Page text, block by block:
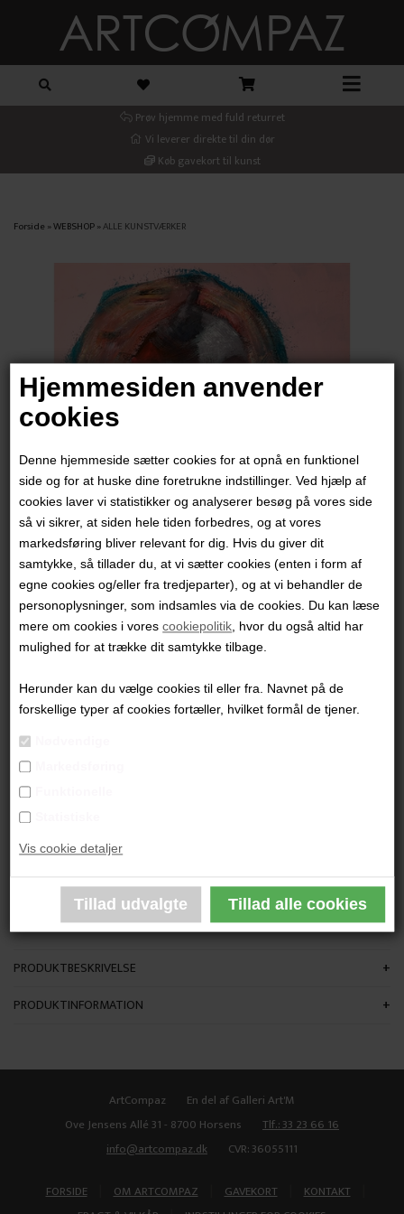
Hjemmesiden anvender
cookies
Denne hjemmeside sætter cookies for at opnå en funktionel
side og for at huske dine foretrukne indstillinger. Ved hjælp af
cookies laver vi statistikker og analyserer besøg på vores side
så vi sikrer, at siden hele tiden forbedres, og at vores
markedsføring bliver relevant for dig. Hvis du giver dit
samtykke, så tillader du, at vi sætter cookies (enten i form af
egne cookies og/eller fra tredjeparter), og at vi behandler de
personoplysninger, som indsamles via de cookies. Du kan læse
mere om cookies i vorescookiepolitik , hvor du også altid har
mulighed for at trække dit samtykke tilbage.
Herunder kan du vælge cookies til eller fra. Navnet på de
forskellige typer af cookies fortæller, hvilket formål de tjener.
Vis cookie detaljer
Prøv hjemme med fuld returret
Vi leverer direkte til din dør
Køb gavekort til kunst
Forside »WEBSHOP»ALLE KUNSTVÆRKER
Ingerlise Vikne
6.000,00DKK
"Character"
Akryl på lærred
Ikke indrammet
PRODUKTBESKRIVELSE
PRODUKTINFORMATION
ArtCompaz
En del af Galleri Art'M
Ove Jensens Allé 31 - 8700 Horsens
Tlf.: 33 23 66 16
info@artcompaz.dk
CVR: 36055111
FORSIDE OM ARTCOMPAZ GAVEKORT KONTAKT